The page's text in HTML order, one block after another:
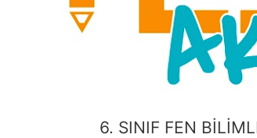
6. SINIF FEN